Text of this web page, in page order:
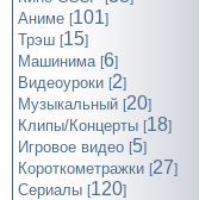
Аниме [101]
Трэш [15]
Машинима [6]
Видеоуроки [2]
Музыкальный [20]
Клипы/Концерты [18]
Игровое видео [5]
Короткометражки [27]
Cериалы [120]